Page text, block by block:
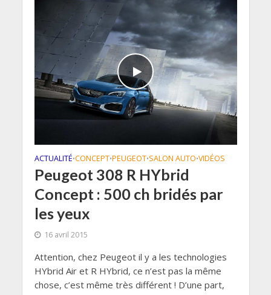
ACTUALITÉ•CONCEPT•PEUGEOT•SALON AUTO•VIDÉOS
Peugeot 308 R HYbrid
Concept : 500 ch bridés par
les yeux
16 avril 2015
Attention, chez Peugeot il y a les technologies
HYbrid Air et R HYbrid, ce n’est pas la même
chose, c’est même très différent ! D’une part,